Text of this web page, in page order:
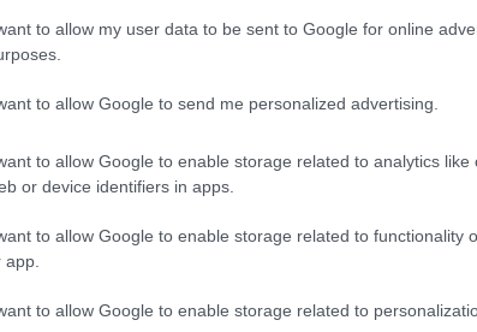
to allow my user data to be sent to Google for online
to allow Google to send me personalized advertising.
to allow Google to enable storage related to analytics like
or device identifiers in apps.
to allow Google to enable storage related to functionality
app.
to allow Google to enable storage related to